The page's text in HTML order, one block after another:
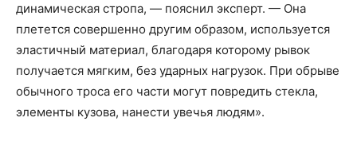
динамическая стропа, — пояснил эксперт. — Она
плетется совершенно другим образом, используется
эластичный материал, благодаря которому рывок
получается мягким, без ударных нагрузок. При обрыве
обычного троса его части могут повредить стекла,
элементы кузова, нанести увечья людям».